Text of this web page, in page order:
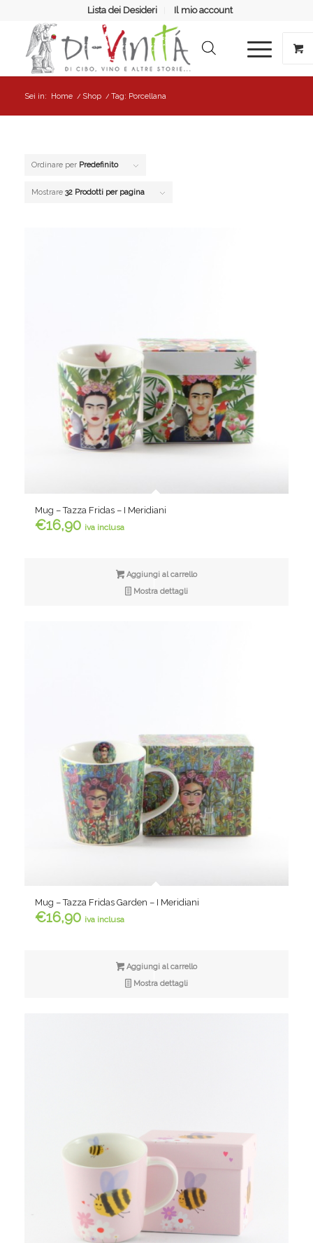
Lista dei Desideri Il mio account
Sei in: Home / Shop / Tag: Porcellana
Ordinare per Predefinito
Mostrare 32 Prodotti per pagina
Mug – Tazza Fridas – I Meridiani
€16,90 iva inclusa
Aggiungi al carrello
Mostra dettagli
Mug – Tazza Fridas Garden – I Meridiani
€16,90 iva inclusa
Aggiungi al carrello
Mostra dettagli